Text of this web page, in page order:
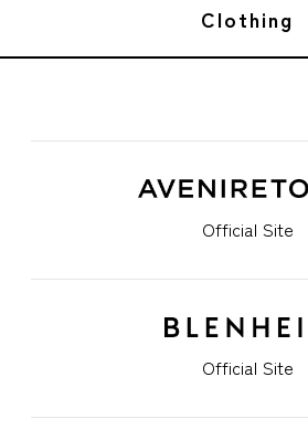
Clothing
Official Site
Official Site